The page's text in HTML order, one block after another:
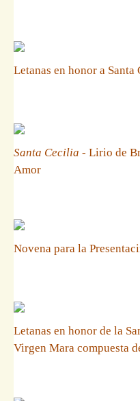
Letanas en honor a Santa
Santa Cecilia - Lirio de
Amor
Novena para la
Letanas en honor de la
Virgen Mara compuesta